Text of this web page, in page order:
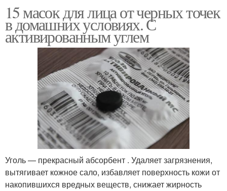
15 масок для лица от черных точек
в домашних условиях. С
активированным углем
Уголь — прекрасный абсорбент . Удаляет загрязнения,
вытягивает кожное сало, избавляет поверхность кожи от
накопившихся вредных веществ, снижает жирность